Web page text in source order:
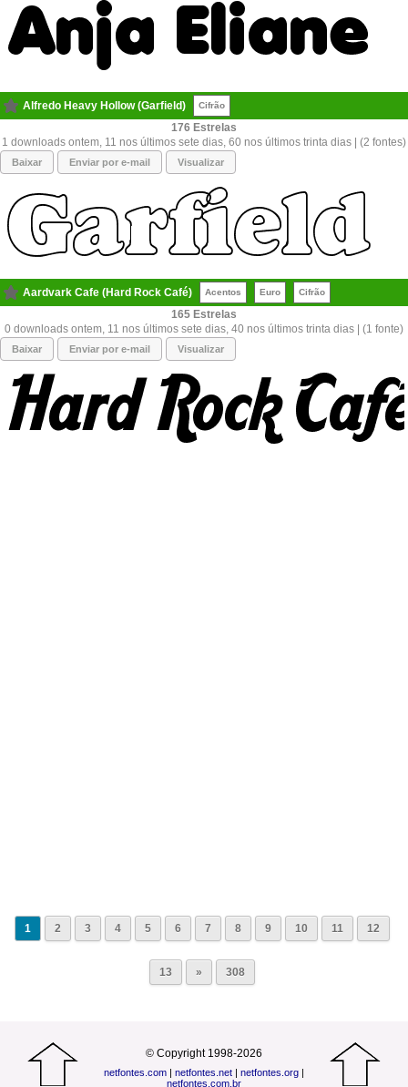
Alfredo Heavy Hollow (Garfield) Cifrão
176
1 downloads ontem, 11 nos últimos sete dias, 60 nos últimos trinta dias | (2 fontes)
Baixar Enviar por e-mail Visualizar
Aardvark Cafe (Hard Rock Café) Acentos Euro Cifrão
165
0 downloads ontem, 11 nos últimos sete dias, 40 nos últimos trinta dias | (1 fonte)
Baixar Enviar por e-mail Visualizar
1 2 3 4 5 6 7 8 9 10 11 12
13 » 308
© Copyright 1998-2026
netfontes.com | netfontes.net | netfontes.org |
netfontes.com.br